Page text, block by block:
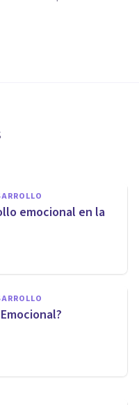
emocional en la
poner